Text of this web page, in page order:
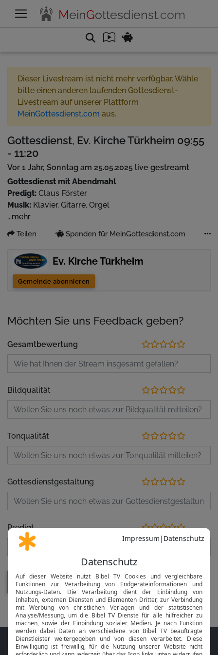
MeinGottesdienst.com
Dieser Livestream ist nicht mehr verfügbar. Wähle
bitte einen anderen laufenden Gottesdienst-
Livestream auf unserer Plattform
MeinGottesdienst.com aus.
Gottesdienst, Ev. Kirche Türkheim 09:55
- 11:20
Vor 1 Jahr, Sonntag am 25.05.2025 live gestreamt
Gottesdienst mit Abendmahl
Predigt: Claus Förster
Musik: Klavier, Gitarre, Orgel
...mehr
Teilen Spenden für MeinGottesdienst.com
Ev. Kirche Türkheim
Gemeinde abonnieren
Möchten Sie uns Feedback geben?
Gesamtbewertung
Bildqualität
Tonqualität
Gottesdienstgestaltung
Predigt
Folge MeinGottesdienst.com auf den